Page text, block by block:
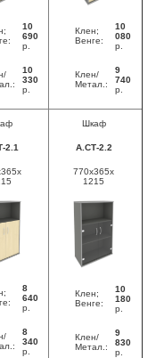
10
690
р.
10
330
р.
Клен;
Венге:
10
080
р.
Клен/
Метал.:
9
740
р.
2.1
8
640
р.
8
340
р.
Шкаф
А.СТ-2.2
770x365x
1215
Клен;
Венге:
10
180
р.
Клен/
Метал.:
9
830
р.